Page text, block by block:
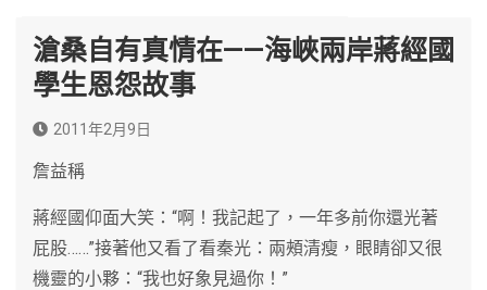
滄桑自有真情在——海峽兩岸蔣經國
學生恩怨故事
2011年2月9日
詹益稱
蔣經國仰面大笑：“啊！我記起了，一年多前你還光著
屁股……”接著他又看了看秦光：兩頰清瘦，眼睛卻又很
機靈的小夥：“我也好象見過你！”